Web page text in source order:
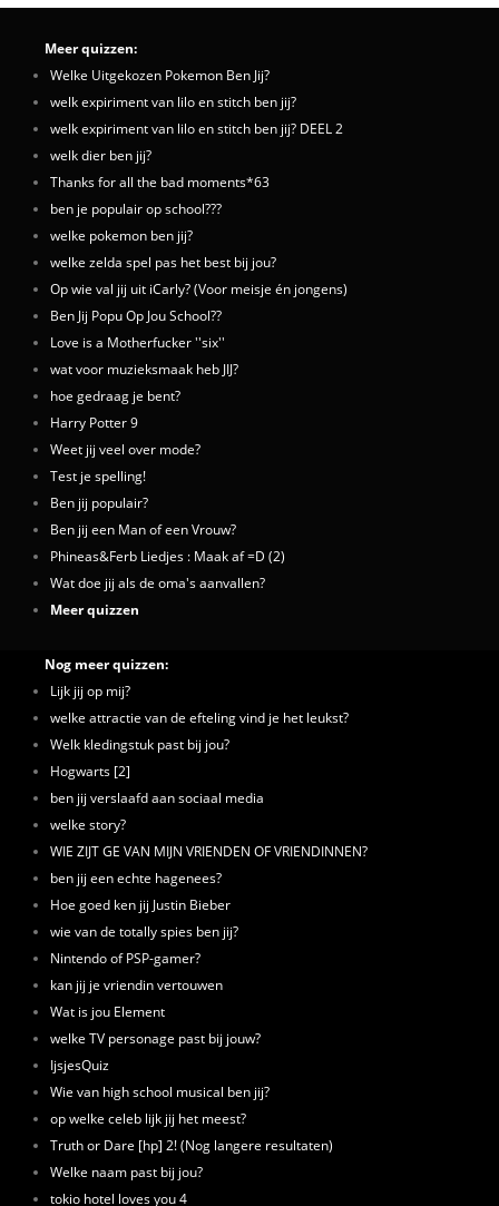
Meer quizzen:
Welke Uitgekozen Pokemon Ben Jij?
welk expiriment van lilo en stitch ben jij?
welk expiriment van lilo en stitch ben jij? DEEL 2
welk dier ben jij?
Thanks for all the bad moments*63
ben je populair op school???
welke pokemon ben jij?
welke zelda spel pas het best bij jou?
Op wie val jij uit iCarly? (Voor meisje én jongens)
Ben Jij Popu Op Jou School??
Love is a Motherfucker ''six''
wat voor muzieksmaak heb JIJ?
hoe gedraag je bent?
Harry Potter 9
Weet jij veel over mode?
Test je spelling!
Ben jij populair?
Ben jij een Man of een Vrouw?
Phineas&Ferb Liedjes : Maak af =D (2)
Wat doe jij als de oma's aanvallen?
Meer quizzen
Nog meer quizzen:
Lijk jij op mij?
welke attractie van de efteling vind je het leukst?
Welk kledingstuk past bij jou?
Hogwarts [2]
ben jij verslaafd aan sociaal media
welke story?
WIE ZIJT GE VAN MIJN VRIENDEN OF VRIENDINNEN?
ben jij een echte hagenees?
Hoe goed ken jij Justin Bieber
wie van de totally spies ben jij?
Nintendo of PSP-gamer?
kan jij je vriendin vertouwen
Wat is jou Element
welke TV personage past bij jouw?
IjsjesQuiz
Wie van high school musical ben jij?
op welke celeb lijk jij het meest?
Truth or Dare [hp] 2! (Nog langere resultaten)
Welke naam past bij jou?
tokio hotel loves you 4